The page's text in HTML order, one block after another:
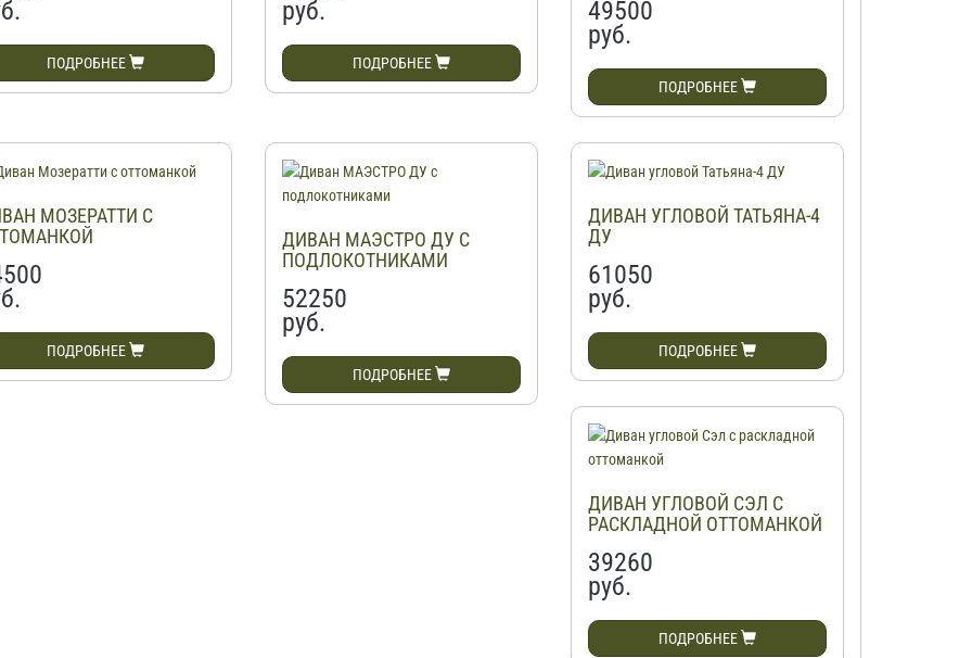
ПОДРОБНЕЕ
руб.
ПОДРОБНЕЕ
49500
руб.
ПОДРОБНЕЕ
МОЗЕРАТТИ С
ПОДРОБНЕЕ
ДИВАН МАЭСТРО ДУ С
ПОДЛОКОТНИКАМИ
52250
руб.
ПОДРОБНЕЕ
ДИВАН УГЛОВОЙ ТАТЬЯНА-4
ДУ
61050
руб.
ПОДРОБНЕЕ
ДИВАН УГЛОВОЙ СЭЛ С
РАСКЛАДНОЙ ОТТОМАНКОЙ
39260
руб.
ПОДРОБНЕЕ